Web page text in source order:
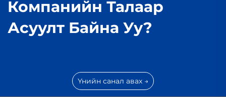
Компанийн Талаар
Асуулт Байна Уу?
Үнийн санал авах →